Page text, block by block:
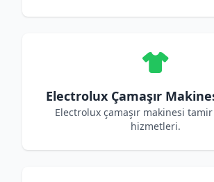
Electrolux Çamaşır
Electrolux çamaşır makinesi tamir
hizmetleri.